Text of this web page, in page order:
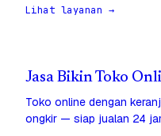
Lihat layanan →
Jasa Bikin Toko
Toko online dengan
ongkir — siap jualan 24